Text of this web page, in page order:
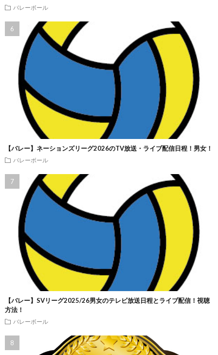
バレーボール
【バレー】ネーションズリーグ2026のTV放送・ライブ配信日程！男女！
バレーボール
【バレー】SVリーグ2025/26男女のテレビ放送日程とライブ配信！視聴
方法！
バレーボール